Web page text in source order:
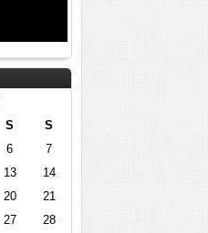
S S
6
7
13
14
20
21
27
28